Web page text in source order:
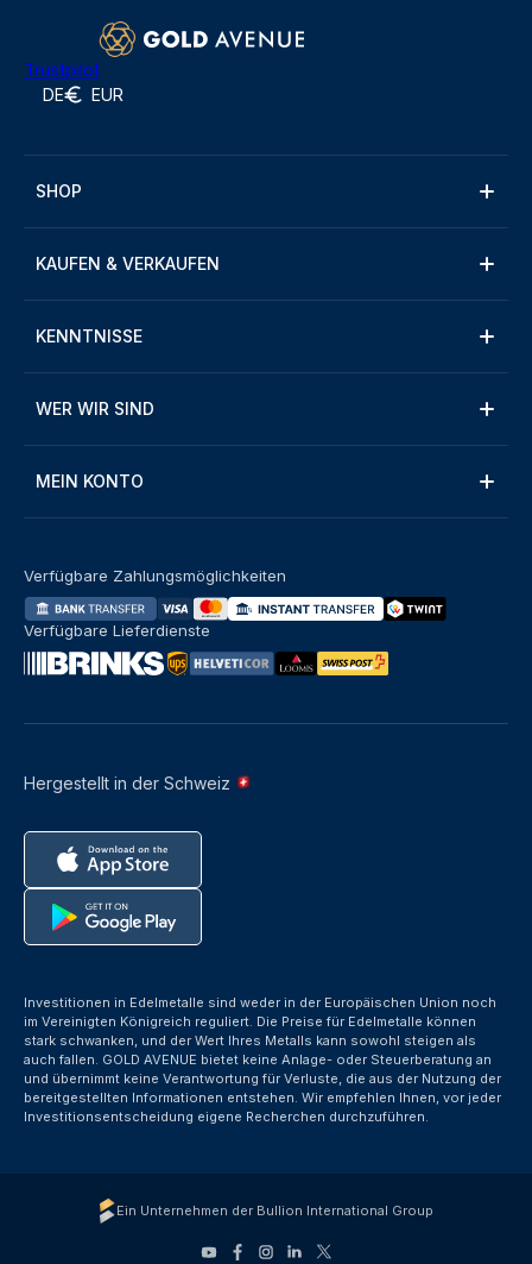
Trustpilot
DE EUR
SHOP
KAUFEN & VERKAUFEN
KENNTNISSE
WER WIR SIND
MEIN KONTO
Hergestellt in der Schweiz
Verfügbare Zahlungsmöglichkeiten
Verfügbare Lieferdienste
Investitionen in Edelmetalle sind weder in der Europäischen Union noch
im Vereinigten Königreich reguliert. Die Preise für Edelmetalle können
stark schwanken, und der Wert Ihres Metalls kann sowohl steigen als
auch fallen. GOLD AVENUE bietet keine Anlage- oder Steuerberatung an
und übernimmt keine Verantwortung für Verluste, die aus der Nutzung der
bereitgestellten Informationen entstehen. Wir empfehlen Ihnen, vor jeder
Investitionsentscheidung eigene Recherchen durchzuführen.
Ein Unternehmen der Bullion International Group